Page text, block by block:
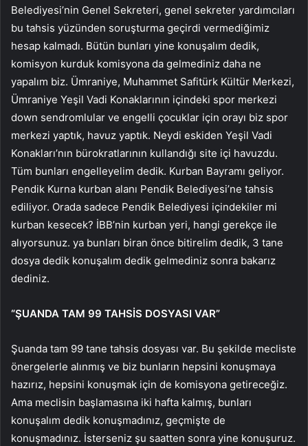
Belediyesi’nin Genel Sekreteri, genel sekreter yardımcıları
bu tahsis yüzünden soruşturma geçirdi vermediğimiz
hesap kalmadı. Bütün bunları yine konuşalım dedik,
komisyon kurduk komisyona da gelmediniz daha ne
yapalım biz. Ümraniye, Muhammet Safitürk Kültür Merkezi,
Ümraniye Yeşil Vadi Konaklarının içindeki spor merkezi
down sendromlular ve engelli çocuklar için orayı biz spor
merkezi yaptık, havuz yaptık. Neydi eskiden Yeşil Vadi
Konakları’nın bürokratlarının kullandığı site içi havuzdu.
Tüm bunları engelleyelim dedik. Kurban Bayramı geliyor.
Pendik Kurna kurban alanı Pendik Belediyesi’ne tahsis
ediliyor. Orada sadece Pendik Belediyesi içindekiler mi
kurban kesecek? İBB’nin kurban yeri, hangi gerekçe ile
alıyorsunuz. ya bunları biran önce bitirelim dedik, 3 tane
dosya dedik konuşalım dedik gelmediniz sonra bakarız
dediniz.
“ŞUANDA TAM 99 TAHSİS DOSYASI VAR”
Şuanda tam 99 tane tahsis dosyası var. Bu şekilde mecliste
önergelerle alınmış ve biz bunların hepsini konuşmaya
hazırız, hepsini konuşmak için de komisyona getireceğiz.
Ama meclisin başlamasına iki hafta kalmış, bunları
konuşalım dedik konuşmadınız, geçmişte de
konuşmadınız. İsterseniz şu saatten sonra yine konuşuruz.